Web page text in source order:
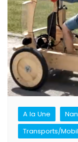
A la Une
Transports/